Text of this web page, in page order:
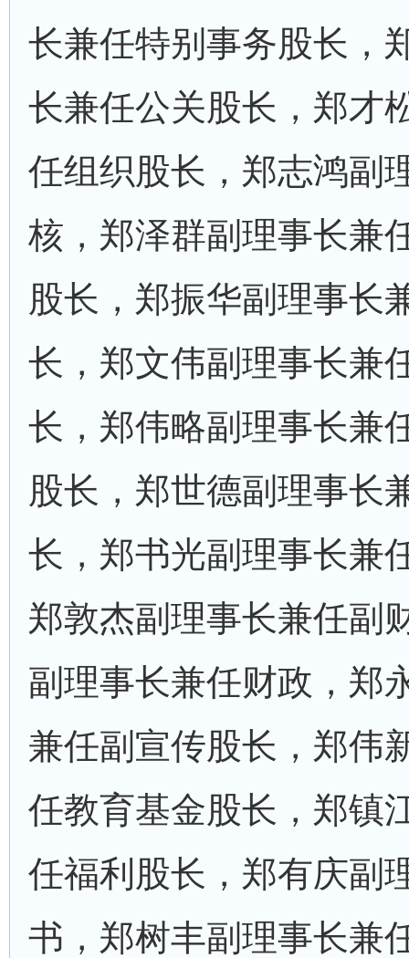
长兼任特别事务股长，
长兼任公关股长，郑才
任组织股长，郑志鸿副
核，郑泽群副理事长兼
股长，郑振华副理事长
长，郑文伟副理事长兼
长，郑伟略副理事长兼
股长，郑世德副理事长
长，郑书光副理事长兼
郑敦杰副理事长兼任副
副理事长兼任财政，郑
兼任副宣传股长，郑伟
任教育基金股长，郑镇
任福利股长，郑有庆副
书，郑树丰副理事长兼